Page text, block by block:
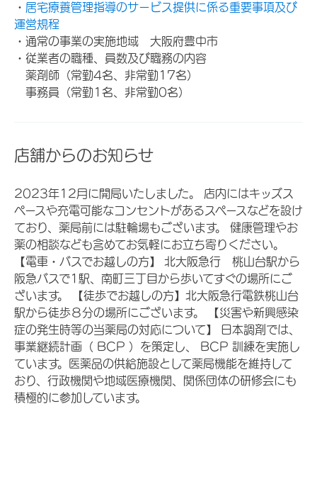
・ 居宅療養管理指導のサービス提供に係る重要事項及び
運営規程
・通常の事業の実施地域 大阪府豊中市
・従業者の職種、員数及び職務の内容
薬剤師（常勤4名、非常勤17名）
事務員（常勤1名、非常勤0名）
店舗からのお知らせ
2023年12月に開局いたしました。 店内にはキッズス
ペースや充電可能なコンセントがあるスペースなどを設け
ており、薬局前には駐輪場もございます。 健康管理やお
薬の相談なども含めてお気軽にお立ち寄りください。
【電車・バスでお越しの方】 北大阪急行 桃山台駅から
阪急バスで1駅、南町三丁目から歩いてすぐの場所にご
ざいます。 【徒歩でお越しの方】北大阪急行電鉄桃山台
駅から徒歩８分の場所にございます。 【災害や新興感染
症の発生時等の当薬局の対応について】 日本調剤では、
事業継続計画（ BCP ）を策定し、 BCP 訓練を実施し
ています。医薬品の供給施設として薬局機能を維持して
おり、行政機関や地域医療機関、関係団体の研修会にも
積極的に参加しています。